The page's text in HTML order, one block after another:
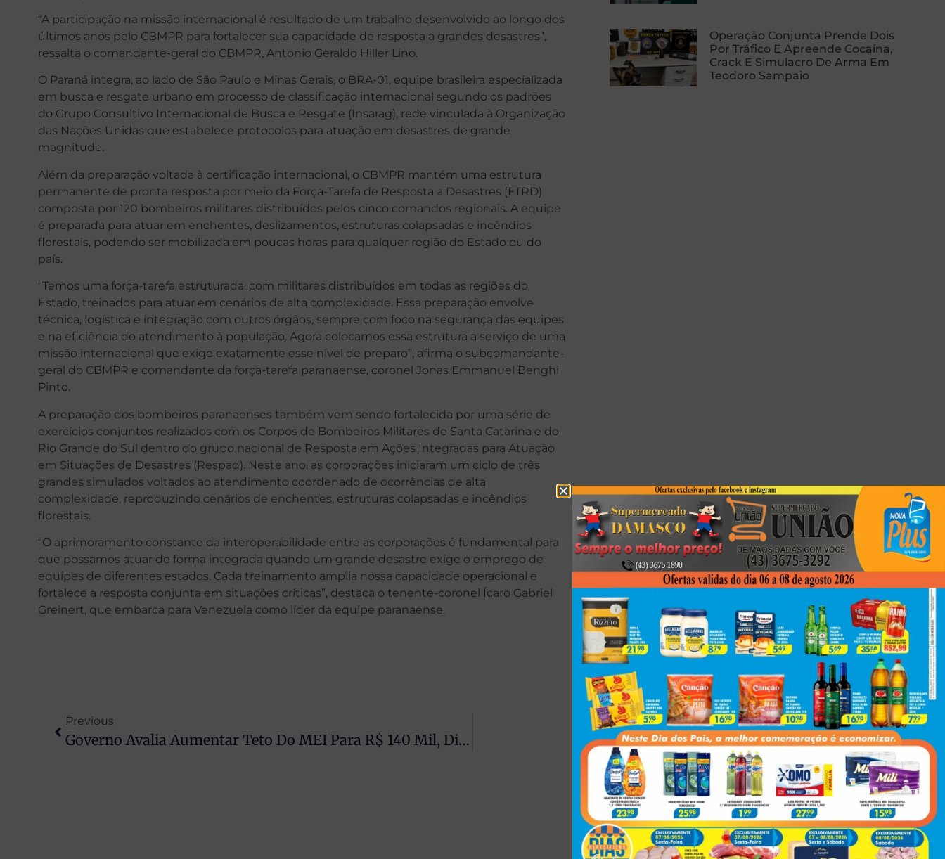
“A participação na missão internacional é resultado de um trabalho desenvolvido ao longo dos
últimos anos pelo CBMPR para fortalecer sua capacidade de resposta a grandes desastres”,
ressalta o comandante-geral do CBMPR, Antonio Geraldo Hiller Lino.
O Paraná integra, ao lado de São Paulo e Minas Gerais, o BRA-01, equipe brasileira especializada
em busca e resgate urbano em processo de classificação internacional segundo os padrões
do Grupo Consultivo Internacional de Busca e Resgate (Insarag), rede vinculada à Organização
das Nações Unidas que estabelece protocolos para atuação em desastres de grande
magnitude.
Além da preparação voltada à certificação internacional, o CBMPR mantém uma estrutura
permanente de pronta resposta por meio da Força-Tarefa de Resposta a Desastres (FTRD)
composta por 120 bombeiros militares distribuídos pelos cinco comandos regionais. A equipe
é preparada para atuar em enchentes, deslizamentos, estruturas colapsadas e incêndios
florestais, podendo ser mobilizada em poucas horas para qualquer região do Estado ou do
país.
“Temos uma força-tarefa estruturada, com militares distribuídos em todas as regiões do
Estado, treinados para atuar em cenários de alta complexidade. Essa preparação envolve
técnica, logística e integração com outros órgãos, sempre com foco na segurança das equipes
e na eficiência do atendimento à população. Agora colocamos essa estrutura a serviço de uma
missão internacional que exige exatamente esse nível de preparo”, afirma o subcomandante-
geral do CBMPR e comandante da força-tarefa paranaense, coronel Jonas Emmanuel Benghi
Pinto.
A preparação dos bombeiros paranaenses também vem sendo fortalecida por uma série de
exercícios conjuntos realizados com os Corpos de Bombeiros Militares de Santa Catarina e do
Rio Grande do Sul dentro do grupo nacional de Resposta em Ações Integradas para Atuação
em Situações de Desastres (Respad). Neste ano, as corporações iniciaram um ciclo de três
grandes simulados voltados ao atendimento coordenado de ocorrências de alta
complexidade, reproduzindo cenários de enchentes, estruturas colapsadas e incêndios
florestais.
“O aprimoramento constante da interoperabilidade entre as corporações é fundamental para
que possamos atuar de forma integrada quando um grande desastre exige o emprego de
equipes de diferentes estados. Cada treinamento amplia nossa capacidade operacional e
fortalece a resposta conjunta em situações críticas”, destaca o tenente-coronel Ícaro Gabriel
Greinert, que embarca para Venezuela como líder da equipe paranaense.
Operação Conjunta Prende Dois
Por Tráfico E Apreende Cocaína,
Crack E Simulacro De Arma Em
Teodoro Sampaio
Previous
Governo Avalia Aumentar Teto Do MEI Para R$ 140 Mil, Diz Ministro
Next
A Gentileza Ainda É Uma Regra De Etiqueta?